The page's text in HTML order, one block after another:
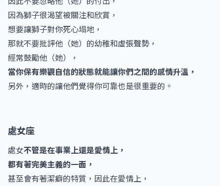
因為獅子很渴望被關注和欣賞，
想要讓獅子對你死心塌地，
那就不要批評他（她）的幼稚和虛張聲勢，
經常鼓勵他（她），
當你保有樂觀自信的狀態就能讓你們之間的感情升溫，
另外，適時的讓他們覺得你可靠也是很重要的。
處女座
處女不管是在事業上還是愛情上，
都有著完美主義的一面，
甚至會有著潔癖的特質，因此在愛情上，